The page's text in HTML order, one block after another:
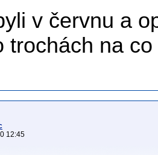
v červnu a
trochách na
12:45